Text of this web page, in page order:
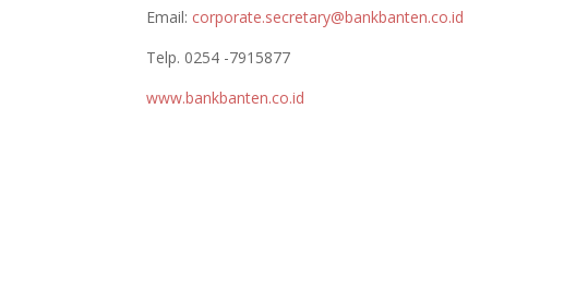
Email: corporate.secretary@bankbanten.co.id
Telp. 0254 -7915877
www.bankbanten.co.id